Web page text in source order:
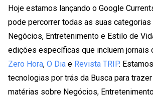
Hoje estamos lançando o Google
pode percorrer todas as suas
Negócios, Entretenimento e Estilo de
edições específicas que incluem jornais
Zero Hora, O Dia e Revista TRIP.
tecnologias por trás da Busca para
matérias sobre Negócios,